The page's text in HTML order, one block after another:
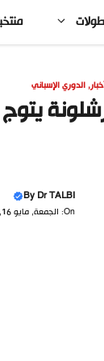
, الدوري الإسباني
يتوج بلقب
ByDr TALBI
On: الجمعة, مايو 16, 2025 1:01 صباحًا